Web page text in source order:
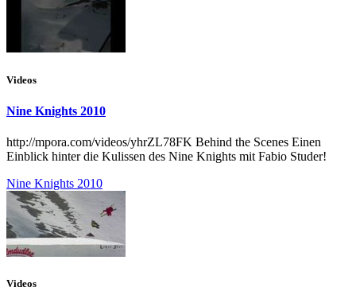
Videos
Nine Knights 2010
http://mpora.com/videos/yhrZL78FK Behind the Scenes Einen
Einblick hinter die Kulissen des Nine Knights mit Fabio Studer!
Nine Knights 2010
Videos